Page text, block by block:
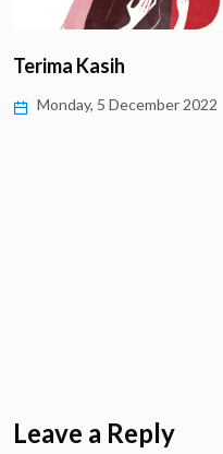
Terima Kasih
Monday, 5 December 2022
Leave a Reply